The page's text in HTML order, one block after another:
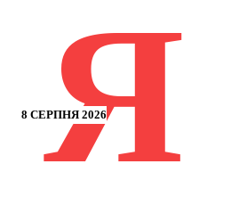
8 СЕРПНЯ 2026
Я